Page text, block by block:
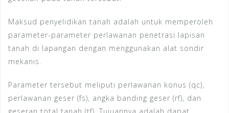
Maksud penyelidikan tanah adalah untuk memperoleh
parameter-parameter perlawanan penetrasi lapisan
tanah di lapangan dengan menggunakan alat sondir
mekanis.
Parameter tersebut meliputi perlawanan konus (qc),
perlawanan geser (fs), angka banding geser (rf), dan